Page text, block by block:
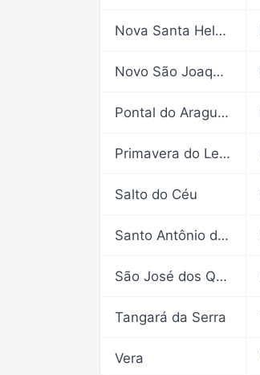
Nova Santa Helena
Novo São Joaquim
Pontal do Araguaia
Primavera do Leste
Salto do Céu
Santo Antônio do Leste
São José dos Quatro Marcos
Tangará da Serra
Vera